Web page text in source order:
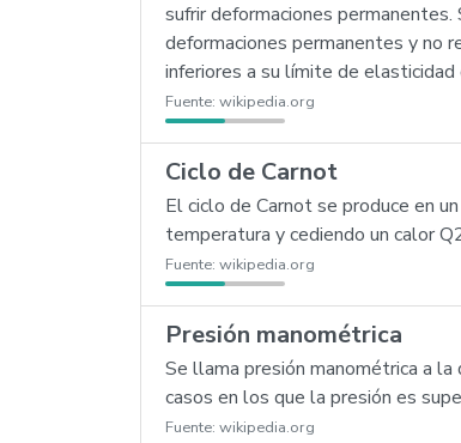
sufrir deformaciones
deformaciones permanentes y no
inferiores a su límite de
Fuente: wikipedia.org
Ciclo de Carnot
El ciclo de Carnot se produce en
temperatura y cediendo un calor
Fuente: wikipedia.org
Presión manométrica
Se llama presión manométrica a
casos en los que la presión es
Fuente: wikipedia.org